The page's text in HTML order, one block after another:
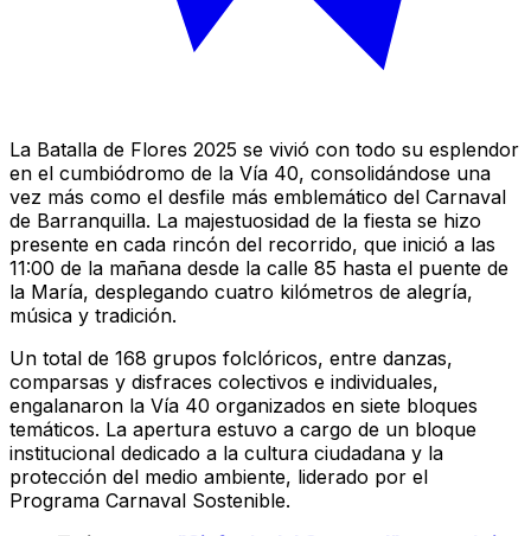
La Batalla de Flores 2025 se vivió con todo su esplendor
en el cumbiódromo de la Vía 40, consolidándose una
vez más como el desfile más emblemático del Carnaval
de Barranquilla. La majestuosidad de la fiesta se hizo
presente en cada rincón del recorrido, que inició a las
11:00 de la mañana desde la calle 85 hasta el puente de
la María, desplegando cuatro kilómetros de alegría,
música y tradición.
Un total de 168 grupos folclóricos, entre danzas,
comparsas y disfraces colectivos e individuales,
engalanaron la Vía 40 organizados en siete bloques
temáticos. La apertura estuvo a cargo de un bloque
institucional dedicado a la cultura ciudadana y la
protección del medio ambiente, liderado por el
Programa Carnaval Sostenible.